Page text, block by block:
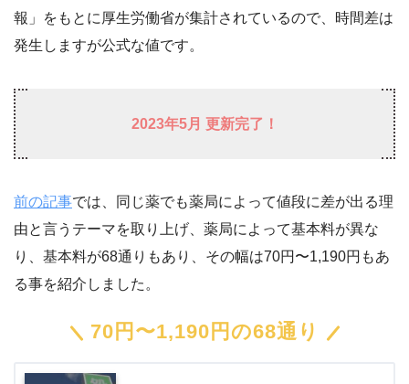
報」をもとに厚生労働省が集計されているので、時間差は
発生しますが公式な値です。
2023年5月 更新完了！
前の記事では、同じ薬でも薬局によって値段に差が出る理
由と言うテーマを取り上げ、薬局によって基本料が異な
り、基本料が68通りもあり、その幅は70円〜1,190円もあ
る事を紹介しました。
70円〜1,190円の68通り